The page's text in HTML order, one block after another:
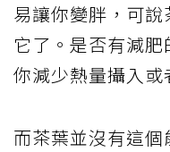
易讓你變胖，可
它了。是否有減
你減少熱量攝入或
而茶葉並沒有這